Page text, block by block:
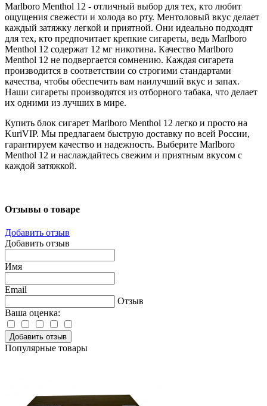
Marlboro Menthol 12 - отличный выбор для тех, кто любит
ощущения свежести и холода во рту. Ментоловый вкус делает
каждый затяжку легкой и приятной. Они идеально подходят
для тех, кто предпочитает крепкие сигареты, ведь Marlboro
Menthol 12 содержат 12 мг никотина. Качество Marlboro
Menthol 12 не подвергается сомнению. Каждая сигарета
производится в соответствии со строгими стандартами
качества, чтобы обеспечить вам наилучший вкус и запах.
Наши сигареты производятся из отборного табака, что делает
их одними из лучших в мире.
Купить блок сигарет Marlboro Menthol 12 легко и просто на
KuriVIP. Мы предлагаем быструю доставку по всей России,
гарантируем качество и надежность. Выберите Marlboro
Menthol 12 и наслаждайтесь свежим и приятным вкусом с
каждой затяжкой.
Отзывы о товаре
Добавить отзыв
Добавить отзыв
Имя
Email
Отзыв
Ваша оценка:
Добавить отзыв
Популярные товары